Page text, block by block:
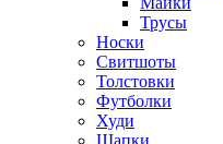
Трусы
Носки
Свитшоты
Толстовки
Футболки
Худи
Шапки